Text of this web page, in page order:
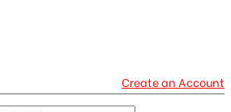
Create an Account